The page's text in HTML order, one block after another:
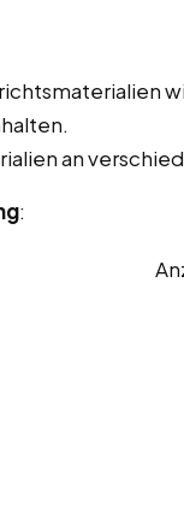
an
: